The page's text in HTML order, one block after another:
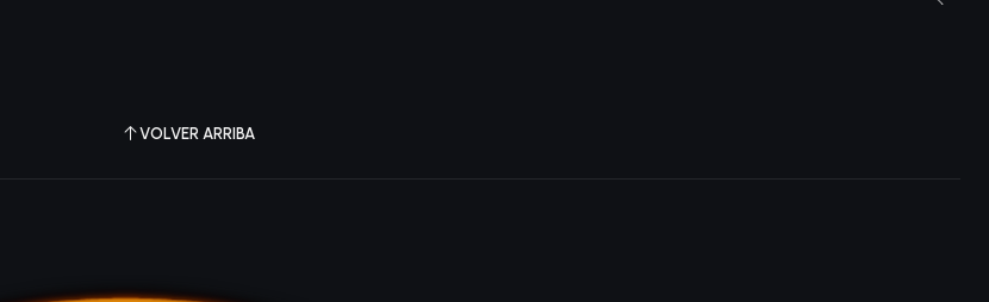
VOLVER ARRIBA